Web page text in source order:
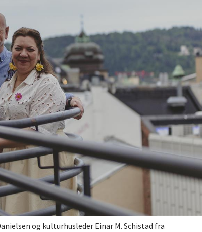
og kulturhusleder Einar M. Schistad fra